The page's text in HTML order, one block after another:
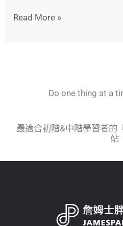
Read More »
Do one thing at a
最適合初階&中階學習者的
站